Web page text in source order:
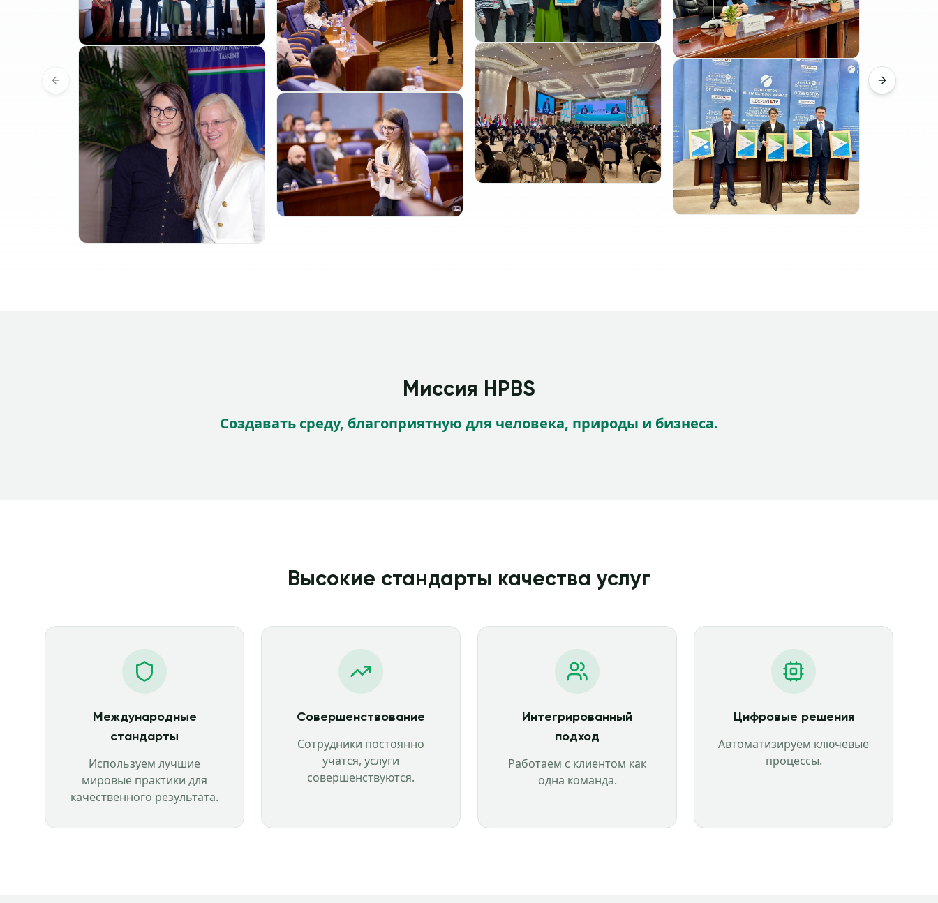
Previous slide Next slide
Миссия HPBS
Создавать среду, благоприятную для человека, природы и бизнеса.
Высокие стандарты качества услуг
Международные
стандарты
Используем лучшие
мировые практики для
качественного результата.
Совершенствование
Сотрудники постоянно
учатся, услуги
совершенствуются.
Интегрированный
подход
Работаем с клиентом как
одна команда.
Цифровые решения
Автоматизируем ключевые
процессы.